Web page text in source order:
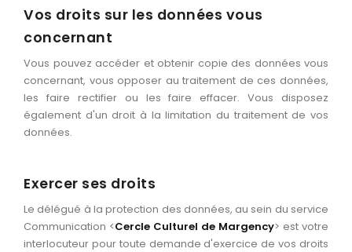
Vos droits sur les données vous
concernant
Vous pouvez accéder et obtenir copie des données vous
concernant, vous opposer au traitement de ces données,
les faire rectifier ou les faire effacer. Vous disposez
également d'un droit à la limitation du traitement de vos
données.
Exercer ses droits
Le délégué à la protection des données, au sein du service
Communication <Cercle Culturel de Margency> est votre
interlocuteur pour toute demande d'exercice de vos droits